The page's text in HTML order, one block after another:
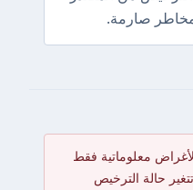
مخاطر صارمة.
معلوماتية فقط
حالة الترخيص